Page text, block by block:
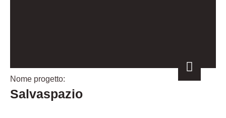
Nome progetto:
Salvaspazio